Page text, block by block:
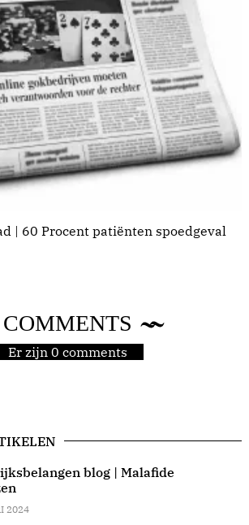
| 60 Procent patiënten spoedgeval
COMMENTS
Er zijn 0 comments
blog | Malafide
2024